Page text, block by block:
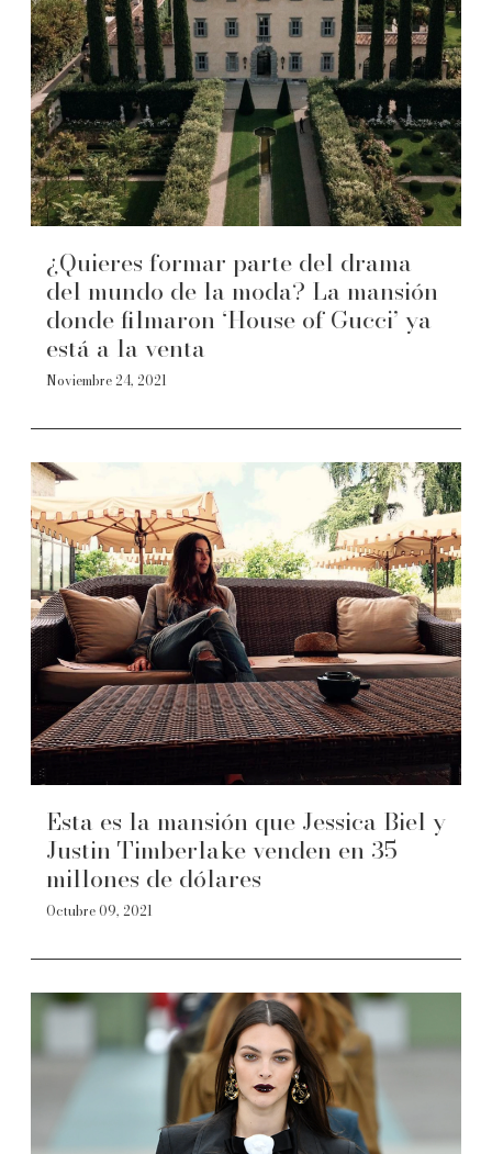
¿Quieres formar parte del drama
del mundo de la moda? La mansión
donde filmaron ‘House of Gucci’ ya
está a la venta
Noviembre 24, 2021
Esta es la mansión que Jessica Biel y
Justin Timberlake venden en 35
millones de dólares
Octubre 09, 2021